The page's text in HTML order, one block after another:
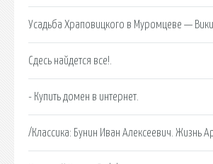
Усадьба Храповицкого в Муромцеве —
Сдесь найдется все!.
- Купить домен в интернет.
/Классика: Бунин Иван Алексеевич. Жизнь